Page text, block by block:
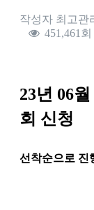
작성자 최고관
451,461회
23년 06월
회 신청
선착순으로 진